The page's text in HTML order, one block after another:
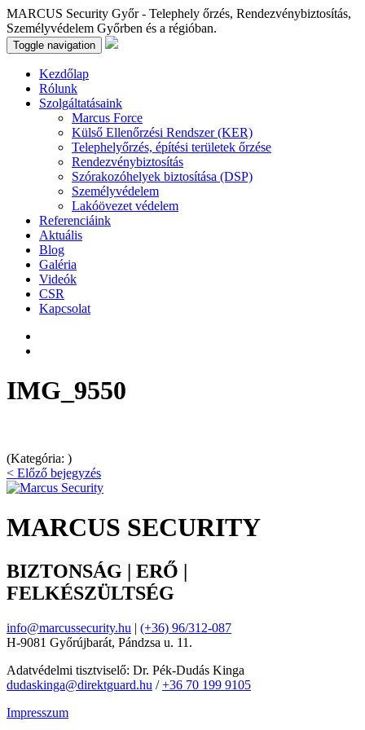
MARCUS Security Győr - Telephely őrzés, Rendezvénybiztosítás,
Személyvédelem Győrben és a régióban.
Toggle navigation
Kezdőlap
Rólunk
Szolgáltatásaink
Marcus Force
Külső Ellenőrzési Rendszer (KER)
Telephelyőrzés, építési területek őrzése
Rendezvénybiztosítás
Szórakozóhelyek biztosítása (DSP)
Személyvédelem
Lakóövezet védelem
Referenciáink
Aktuális
Blog
Galéria
Videók
CSR
Kapcsolat
IMG_9550
(Kategória: )
< Előző bejegyzés
MARCUS SECURITY
BIZTONSÁG | ERŐ |
FELKÉSZÜLTSÉG
info@marcussecurity.hu | (+36) 96/312-087
H-9081 Győrújbarát, Pándzsa u. 11.
Adatvédelmi tisztviselő: Dr. Pék-Dudás Kinga
dudaskinga@direktguard.hu /+36 70 199 9105
Impresszum